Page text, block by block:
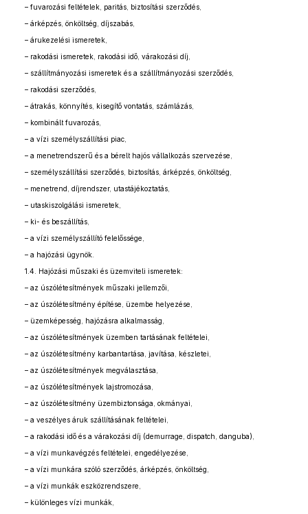
– fuvarozási feltételek, paritás, biztosítási szerződés,
– árképzés, önköltség, díjszabás,
– árukezelési ismeretek,
– rakodási ismeretek, rakodási idő, várakozási díj,
– szállítmányozási ismeretek és a szállítmányozási szerződés,
– rakodási szerződés,
– átrakás, könnyítés, kisegítő vontatás, számlázás,
– kombinált fuvarozás,
– a vízi személyszállítási piac,
– a menetrendszerű és a bérelt hajós vállalkozás szervezése,
– személyszállítási szerződés, biztosítás, árképzés, önköltség,
– menetrend, díjrendszer, utastájékoztatás,
– utaskiszolgálási ismeretek,
– ki- és beszállítás,
– a vízi személyszállító felelőssége,
– a hajózási ügynök.
1.4. Hajózási műszaki és üzemviteli ismeretek:
– az úszólétesítmények műszaki jellemzői,
– az úszólétesítmény építése, üzembe helyezése,
– üzemképesség, hajózásra alkalmasság,
– az úszólétesítmények üzemben tartásának feltételei,
– az úszólétesítmény karbantartása, javítása, készletei,
– az úszólétesítmények megválasztása,
– az úszólétesítmények lajstromozása,
– az úszólétesítmény üzembiztonsága, okmányai,
– a veszélyes áruk szállításának feltételei,
– a rakodási idő és a várakozási díj (demurrage, dispatch, danguba),
– a vízi munkavégzés feltételei, engedélyezése,
– a vízi munkára szóló szerződés, árképzés, önköltség,
– a vízi munkák eszközrendszere,
– különleges vízi munkák,